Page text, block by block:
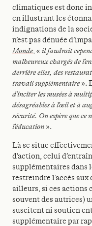
climatiques est donc
en illustrant les
indignations de la
n’est pas dénuée
Monde, « il faudrait
malheureux chargés de
derrière elles, des
travail supplémentaire ».
d’inciter les musées à
désagréables à l’œil et à
sécurité. On espère que ce
l’éducation ».
Là se situe
d’action, celui
supplémentaires dans
restreindre l’accès
ailleurs, si ces actions
souvent des autrices)
suscitent ni soutien
supplémentaire par